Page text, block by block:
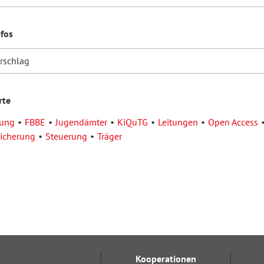
FBBE Jugendämter KiQuTG Leitungen
Open Access
Steuerung Träger
Kooperationen